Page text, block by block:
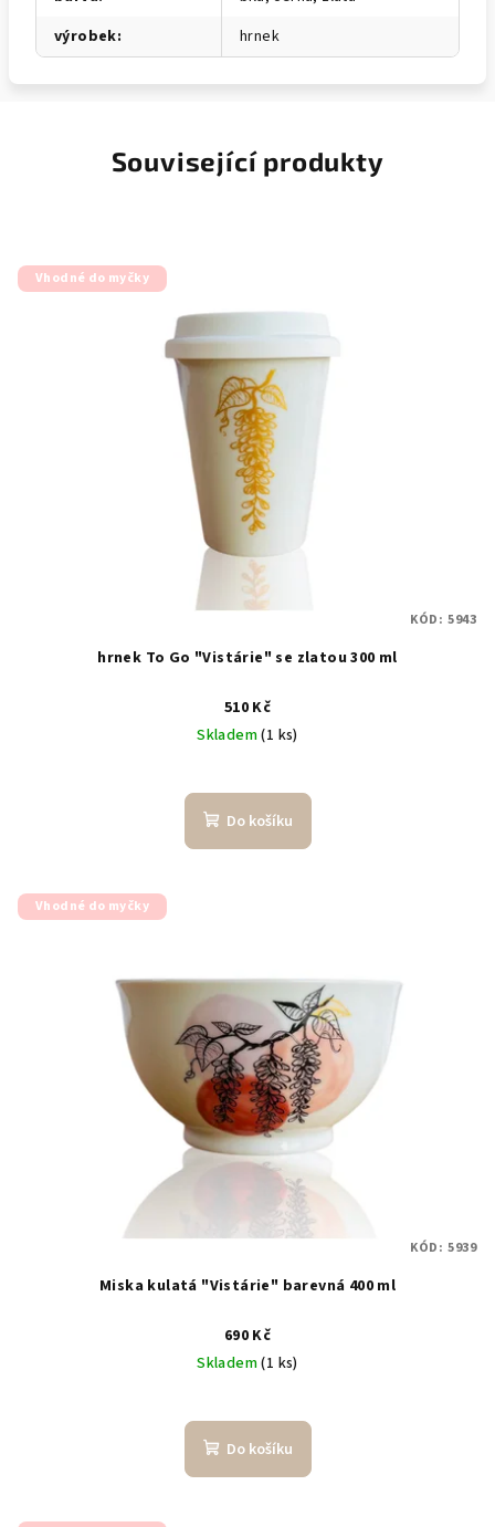
výrobek: hrnek
Související produkty
Vhodné do myčky
hrnek To Go "Vistárie" se zlatou 300 ml
510 Kč
Skladem(1 ks)
Do košíku
KÓD: 5943
Vhodné do myčky
Miska kulatá "Vistárie" barevná 400 ml
690 Kč
Skladem(1 ks)
Do košíku
KÓD: 5939